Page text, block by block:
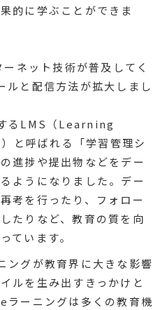
的に学ぶことができま
ネット技術が普及してく
ルと配信方法が拡大しまし
るLMS（Learning
呼ばれる「学習管理シ
進捗や提出物などをデー
ようになりました。デー
考を行ったり、フォロー
たりなど、教育の質を向
ています。
ングが教育界に大きな影響
ルを生み出すきっかけと
ラーニングは多くの教育機